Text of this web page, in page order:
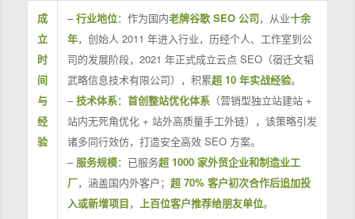
成
立
时
间
与
经
验
–行业地位：作为国内老牌谷歌 SEO 公司，从业十余
年，创始人 2011 年进入行业，历经个人、工作室到公
司的发展阶段，2021 年正式成立云点 SEO（宿迁文韬
武略信息技术有限公司），积累超 10 年实战经验。
–技术体系： 首创整站优化体系（营销型独立站建站 +
站内无死角优化 + 站外高质量手工外链），该策略引发
诸多同行效仿，打造安全高效 SEO 方案。
– 服务规模：已服务超 1000 家外贸企业和制造业工
厂，涵盖国内外客户； 超 70% 客户初次合作后追加投
入或新增项目， 上百位客户推荐给朋友单位。